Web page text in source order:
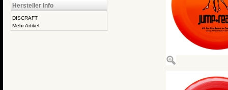
Hersteller Info
DISCRAFT
Mehr Artikel